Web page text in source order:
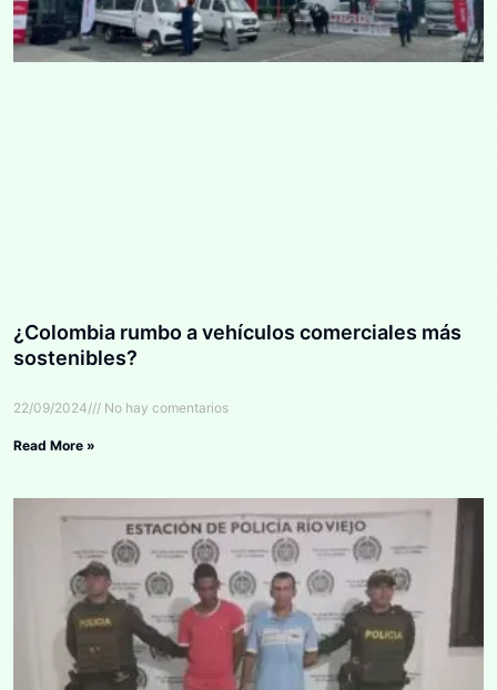
¿Colombia rumbo a vehículos comerciales más
sostenibles?
22/09/2024 No hay comentarios
Read More »